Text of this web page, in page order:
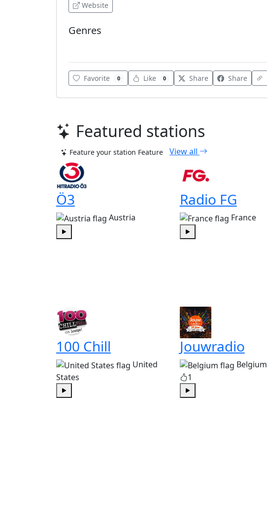
Website
Genres
Favorite 0 Like 0 Share Share
Featured stations
Feature your station Feature View all
Ö3
Austria
Radio FG
France
100 Chill
United
States
Jouwradio
Belgium
1